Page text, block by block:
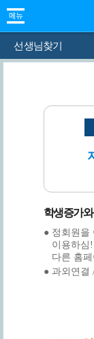
선생님찾기
학생증가
● 정회원을
이용하심!
다른 홈페
● 과외연결